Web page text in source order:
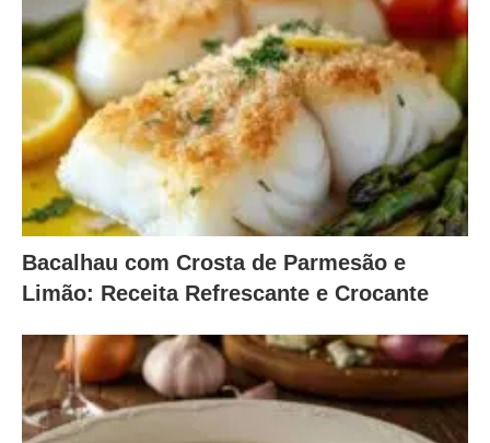
Bacalhau com Crosta de Parmesão e
Limão: Receita Refrescante e Crocante